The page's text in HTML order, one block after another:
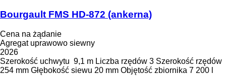
Bourgault FMS HD-872 (ankerna)
Cena na żądanie
Agregat uprawowo siewny
2026
Szerokość uchwytu 9,1 m Liczba rzędów 3 Szerokość rzędów
254 mm Głębokość siewu 20 mm Objętość zbiornika 7 200 l